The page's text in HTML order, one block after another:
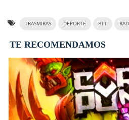
TRASMIRAS DEPORTE BTT
TE RECOMENDAMOS